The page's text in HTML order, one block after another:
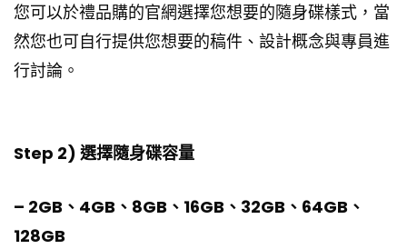
您可以於禮品購的官網選擇您想要的隨身碟樣式，當
然您也可自行提供您想要的稿件、設計概念與專員進
行討論。
Step 2) 選擇隨身碟容量
– 2GB、4GB、8GB、16GB、32GB、64GB、
128GB